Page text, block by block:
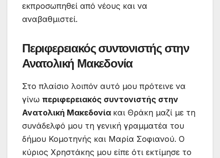
εκπροσωπηθεί από νέους και να
αναβαθμιστεί.
Περιφερειακός συντονιστής στην
Ανατολική Μακεδονία
Στο πλαίσιο λοιπόν αυτό μου πρότεινε να
γίνω περιφερειακός συντονιστής στην
Ανατολική Μακεδονία και Θράκη μαζί με τη
συνάδελφό μου τη γενική γραμματέα του
δήμου Κομοτηνής και Μαρία Σοφιανού. Ο
κύριος Χρηστάκης μου είπε ότι εκτίμησε το